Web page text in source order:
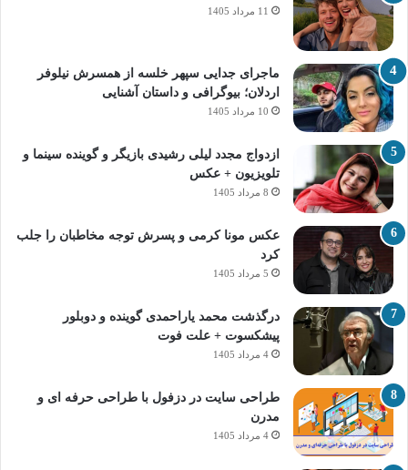
11 مرداد 1405
ماجرای جدایی سپهر خلسه از همسرش نیلوفر
اردلان؛ بیوگرافی و داستان آشنایی
10 مرداد 1405
ازدواج مجدد لیلی رشیدی بازیگر و گوینده سینما و
تلویزیون + عکس
8 مرداد 1405
عکس مونا کرمی و پسرش توجه مخاطبان را جلب
کرد
5 مرداد 1405
درگذشت محمد یاراحمدی گوینده و دوبلور
پیشکسوت + علت فوت
4 مرداد 1405
طراحی سایت در دزفول با طراحی حرفه‌ ای و
مدرن
4 مرداد 1405